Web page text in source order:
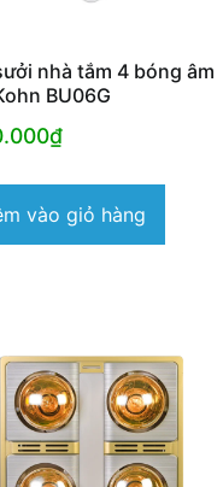
nhà tắm 4 bóng âm
BU06G
₫
vào giỏ hàng